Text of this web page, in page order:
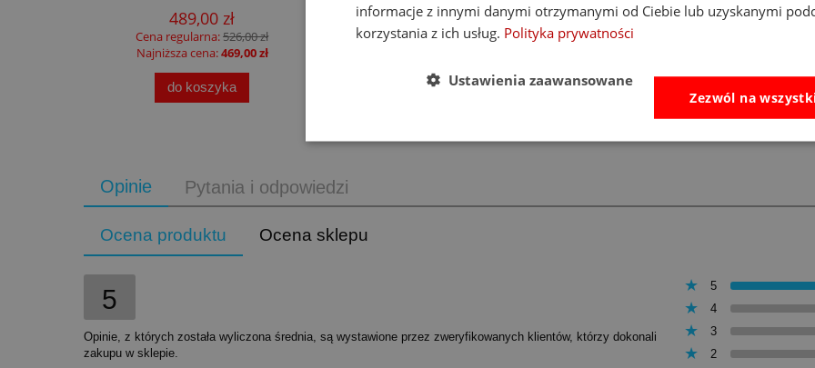
489,00 zł
Cena regularna:526,00 zł
Najniższa cena:469,00 zł
do koszyka
138,00 zł
Cena regularna:160,00 zł
do koszyka
255,00 zł
Opinie Pytania i odpowiedzi
Ocena produktu Ocena sklepu
5
Opinie, z których została wyliczona średnia, są wystawione przez zweryfikowanych klientów, którzy dokonali
zakupu w sklepie.
5
4
3
2
informacje z innymi danymi otrzymanymi od Ciebie lub uzyskanymi
korzystania z ich usług. Polityka prywatności
Zezwól na
Ustawienia zaawansowane